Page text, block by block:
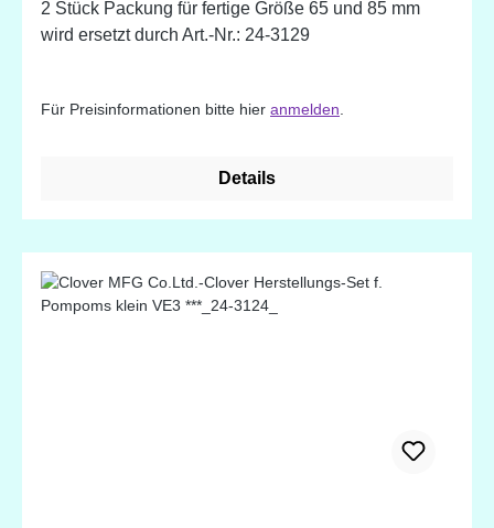
2 Stück Packung für fertige Größe 65 und 85 mm
wird ersetzt durch Art.-Nr.: 24-3129
Für Preisinformationen bitte hier anmelden
Details